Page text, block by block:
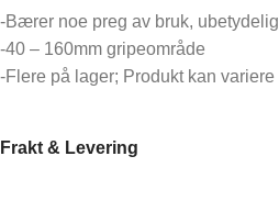
-Bærer noe preg av bruk, ubetydelig
-40 – 160mm gripeområde
-Flere på lager; Produkt kan
Frakt & Levering